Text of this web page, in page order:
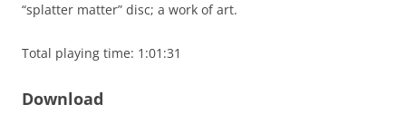
“splatter matter” disc; a work of art.
Total playing time: 1:01:31
Download